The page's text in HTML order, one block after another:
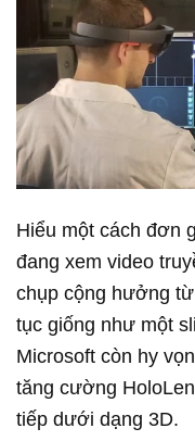
Hiểu một cách đơn
đang xem video
chụp cộng hưởng
tục giống như một
Microsoft còn hy
tăng cường
tiếp dưới dạng 3D.